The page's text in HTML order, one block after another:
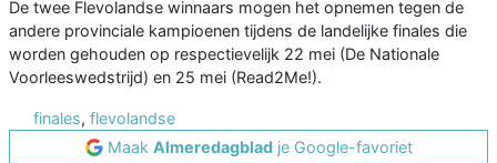
De twee Flevolandse winnaars mogen het opnemen tegen de
andere provinciale kampioenen tijdens de landelijke finales die
worden gehouden op respectievelijk 22 mei (De Nationale
Voorleeswedstrijd) en 25 mei (Read2Me!).
finales, flevolandse
Maak Almeredagbladje Google-favoriet